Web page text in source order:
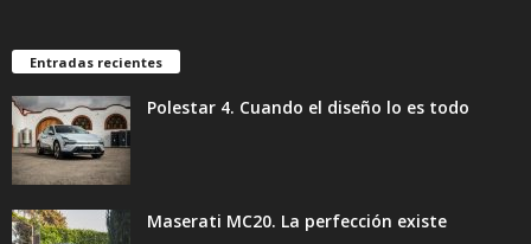
Entradas recientes
Polestar 4. Cuando el diseño lo es todo
Maserati MC20. La perfección existe